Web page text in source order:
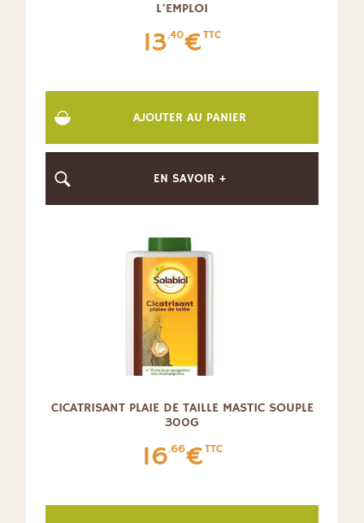
L'EMPLOI
13.40€TTC
AJOUTER AU PANIER
EN SAVOIR +
CICATRISANT PLAIE DE TAILLE MASTIC SOUPLE
300G
16.66€TTC